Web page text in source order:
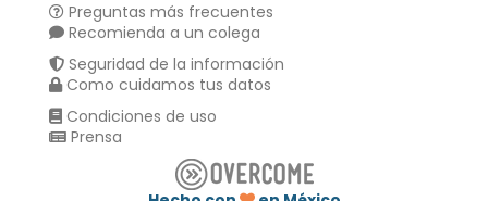
Preguntas más frecuentes
Recomienda a un colega
Seguridad de la información
Como cuidamos tus datos
Condiciones de uso
Prensa